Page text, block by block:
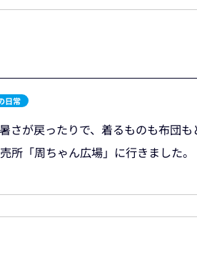
日常
さが戻ったりで、着るものも布団
所「周ちゃん広場」に行きました